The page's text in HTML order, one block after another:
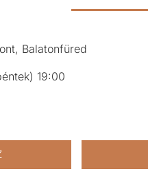
Balatonfüred
19:00